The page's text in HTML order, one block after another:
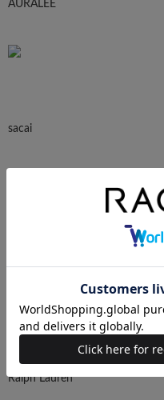
AURALEE
sacai
Ralph Lauren